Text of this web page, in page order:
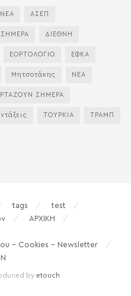
ΑΣΕΠ
ΣΗΜΕΡΑ ΔΙΕΘΝΗ
ΕΟΡΤΟΛΟΓΙΟ ΕΦΚΑ
Μητσοτάκης ΝΕΑ
ΣΗΜΕΡΑ
ΤΟΥΡΚΙΑ ΤΡΑΜΠ
tags
test
ΑΡΧΙΚΗ
– Cookies – Newsletter
by etouch